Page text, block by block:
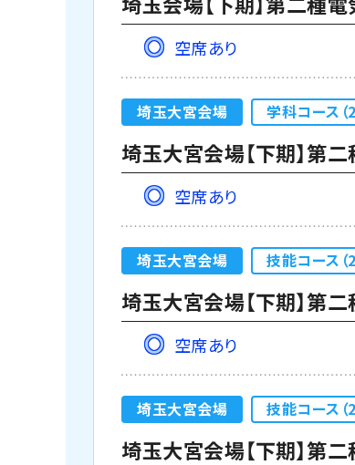
空席あり
埼玉大宮会場 学科コース（
埼玉大宮会場【下期】第
空席あり
埼玉大宮会場 技能コース（
埼玉大宮会場【下期】第
空席あり
埼玉大宮会場 技能コース（
埼玉大宮会場【下期】第